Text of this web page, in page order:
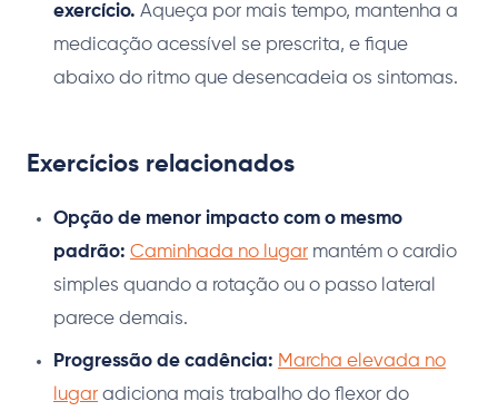
exercício. Aqueça por mais tempo, mantenha a
medicação acessível se prescrita, e fique
abaixo do ritmo que desencadeia os sintomas.
Exercícios relacionados
Opção de menor impacto com o mesmo
padrão: Caminhada no lugar mantém o cardio
simples quando a rotação ou o passo lateral
parece demais.
Progressão de cadência: Marcha elevada no
lugar adiciona mais trabalho do flexor do